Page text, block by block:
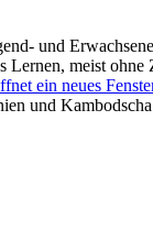
und
meist
ein neues
und